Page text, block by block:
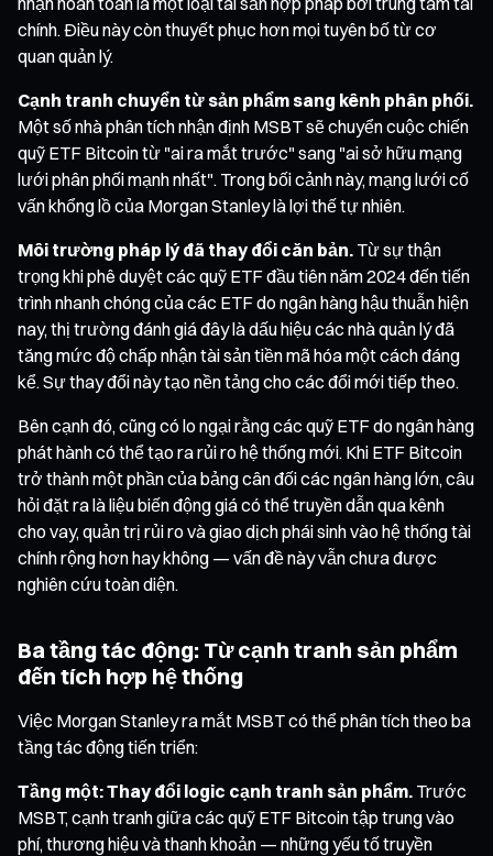
chính. Điều này còn thuyết phục hơn mọi tuyên bố từ cơ
quan quản lý.
Cạnh tranh chuyển từ sản phẩm sang kênh phân phối.
Một số nhà phân tích nhận định MSBT sẽ chuyển cuộc chiến
quỹ ETF Bitcoin từ "ai ra mắt trước" sang "ai sở hữu mạng
lưới phân phối mạnh nhất". Trong bối cảnh này, mạng lưới cố
vấn khổng lồ của Morgan Stanley là lợi thế tự nhiên.
Môi trường pháp lý đã thay đổi căn bản. Từ sự thận
trọng khi phê duyệt các quỹ ETF đầu tiên năm 2024 đến tiến
trình nhanh chóng của các ETF do ngân hàng hậu thuẫn hiện
nay, thị trường đánh giá đây là dấu hiệu các nhà quản lý đã
tăng mức độ chấp nhận tài sản tiền mã hóa một cách đáng
kể. Sự thay đổi này tạo nền tảng cho các đổi mới tiếp theo.
Bên cạnh đó, cũng có lo ngại rằng các quỹ ETF do ngân hàng
phát hành có thể tạo ra rủi ro hệ thống mới. Khi ETF Bitcoin
trở thành một phần của bảng cân đối các ngân hàng lớn, câu
hỏi đặt ra là liệu biến động giá có thể truyền dẫn qua kênh
cho vay, quản trị rủi ro và giao dịch phái sinh vào hệ thống tài
chính rộng hơn hay không — vấn đề này vẫn chưa được
nghiên cứu toàn diện.
Ba tầng tác động: Từ cạnh tranh sản phẩm
đến tích hợp hệ thống
Việc Morgan Stanley ra mắt MSBT có thể phân tích theo ba
tầng tác động tiến triển:
Tầng một: Thay đổi logic cạnh tranh sản phẩm. Trước
MSBT, cạnh tranh giữa các quỹ ETF Bitcoin tập trung vào
phí, thương hiệu và thanh khoản — những yếu tố truyền